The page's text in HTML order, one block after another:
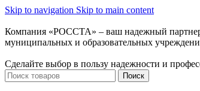
Skip to navigation Skip to main content
Компания «РОССТА» – ваш надежный
муниципальных и образовательных
Сделайте выбор в пользу надежности и
Поиск